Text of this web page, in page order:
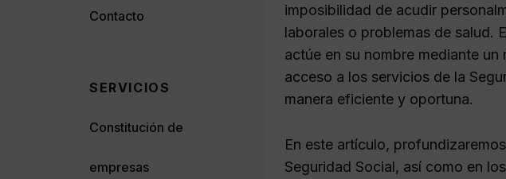
imposibilidad de acudir
laborales o problemas de salud.
actúe en su nombre mediante
acceso a los servicios de la
manera eficiente y oportuna.
En este artículo,
Seguridad Social, así como en
Contacto
SERVICIOS
Constitución de
empresas